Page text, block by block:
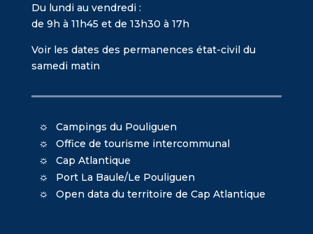
Du lundi au vendredi :
de 9h à 11h45 et de 13h30 à 17h
Voir les dates des permanences état-civil du
samedi matin
Campings du Pouliguen
Office de tourisme intercommunal
Cap Atlantique
Port La Baule/Le Pouliguen
Open data du territoire de Cap Atlantique